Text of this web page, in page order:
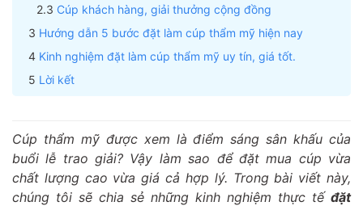
Cúp khách hàng, giải thưởng cộng đồng
Hướng dẫn 5 bước đặt làm cúp thẩm mỹ hiện nay
Kinh nghiệm đặt làm cúp thẩm mỹ uy tín, giá tốt.
Lời kết
Cúp thẩm mỹ được xem là điểm sáng sân khấu của
buổi lễ trao giải? Vậy làm sao để đặt mua cúp vừa
chất lượng cao vừa giá cả hợp lý. Trong bài viết này,
chúng tôi sẽ chia sẻ những kinh nghiệm thực tế đặt